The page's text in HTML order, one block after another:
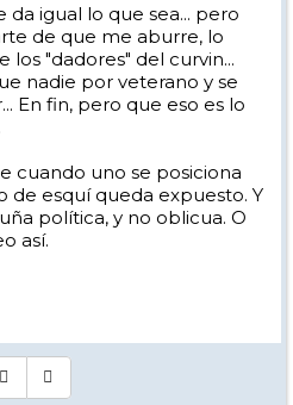
igual lo que sea... pero
de que me aburre, lo
los "dadores" del curvin...
nadie por veterano y se
En fin, pero que eso es lo
cuando uno se posiciona
esquí queda expuesto. Y
política, y no oblicua. O
así.